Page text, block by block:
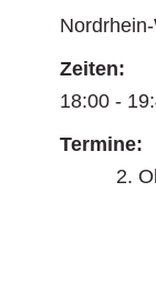
Zeiten:
18:00 -
Termine:
2.